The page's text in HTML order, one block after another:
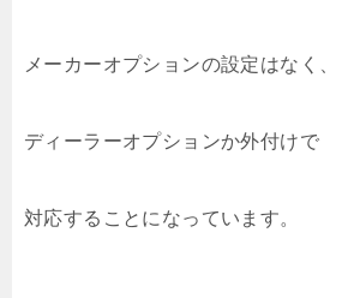
メーカーオプションの設定はなく、
ディーラーオプションか外付けで
対応することになっています。